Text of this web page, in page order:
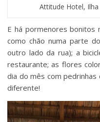
Attitude Hotel,
E há pormenores bonitos
como chão numa parte
outro lado da rua); a
restaurante; as flores
dia do mês com
diferente!